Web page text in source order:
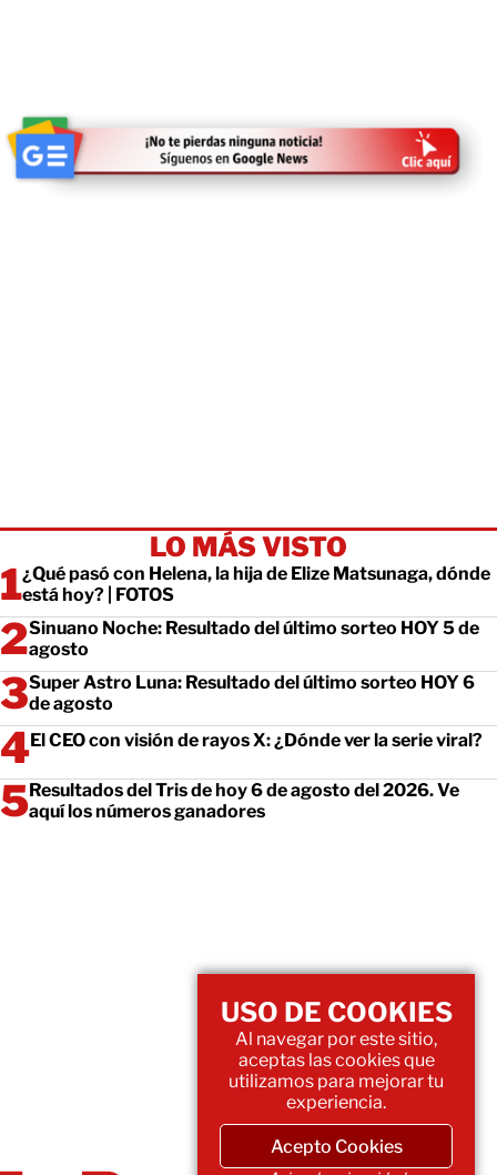
LO MÁS VISTO
¿Qué pasó con Helena, la hija de Elize Matsunaga, dónde
está hoy? | FOTOS
Sinuano Noche: Resultado del último sorteo HOY 5 de
agosto
Super Astro Luna: Resultado del último sorteo HOY 6
de agosto
El CEO con visión de rayos X: ¿Dónde ver la serie viral?
Resultados del Tris de hoy 6 de agosto del 2026. Ve
aquí los números ganadores
USO DE COOKIES
Al navegar por este sitio,
aceptas las cookies que
utilizamos para mejorar tu
experiencia.
Acepto Cookies